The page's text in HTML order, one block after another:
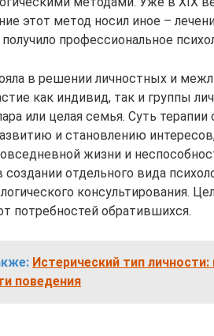
этот метод носил иное –
профессиональное
в решении личностных и
как индивид, так и группы
или целая семья. Суть
и становлению
жизни и
создании отдельного вида
консультирования.
потребностей обратившихся.
Истерический тип
поведения